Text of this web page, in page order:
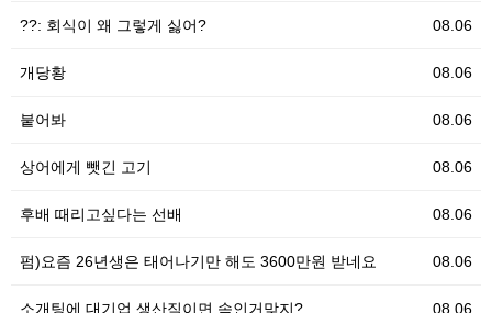
08.06
??: 회식이 왜 그렇게 싫어?
08.06
개당황
08.06
붙어봐
08.06
상어에게 뺏긴 고기
08.06
후배 때리고싶다는 선배
08.06
펌)요즘 26년생은 태어나기만 해도 3600만원 받네요
08.06
소개팅에 대기업 생산직이면 속인거맞지?